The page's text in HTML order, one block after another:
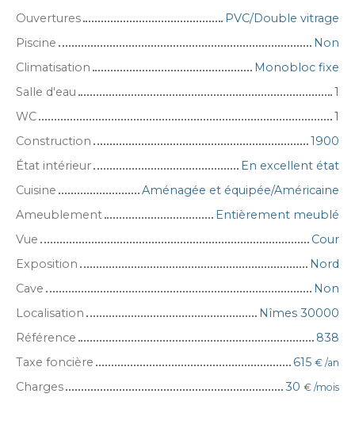
Ouvertures
PVC/Double vitrage
Piscine
Non
Climatisation
Monobloc fixe
Salle d'eau
1
WC
1
Construction
1900
État intérieur
En excellent état
Cuisine
Aménagée et équipée/Américaine
Ameublement
Entièrement meublé
Vue
Cour
Exposition
Nord
Cave
Non
Localisation
Nîmes 30000
Référence
838
Taxe foncière
615 € /an
Charges 30 € /mois